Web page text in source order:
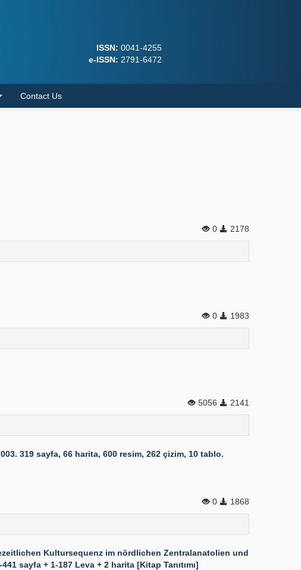
ISSN: 0041-4255
e-ISSN: 2791-6472
Contact Us
0 2178
0 1983
5056 2141
319 sayfa, 66 harita, 600 resim, 262 çizim, 10 tablo.
0 1868
Kultursequenz im nördlichen Zentralanatolien und
sayfa + 1-187 Leva + 2 harita [Kitap Tanıtımı]